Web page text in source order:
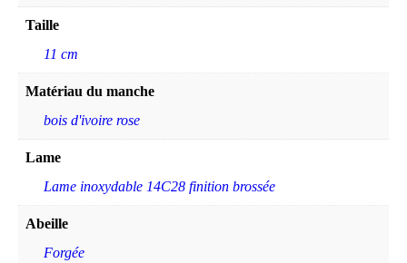
Taille
11 cm
Matériau du manche
bois d'ivoire rose
Lame
Lame inoxydable 14C28 finition brossée
Abeille
Forgée